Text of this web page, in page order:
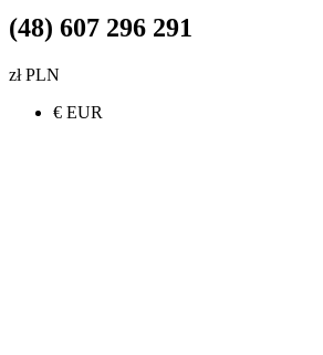
(48) 607 296 291
zł PLN
€ EUR